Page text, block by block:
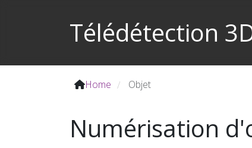
Télédétection
Home / Objet
Numérisation